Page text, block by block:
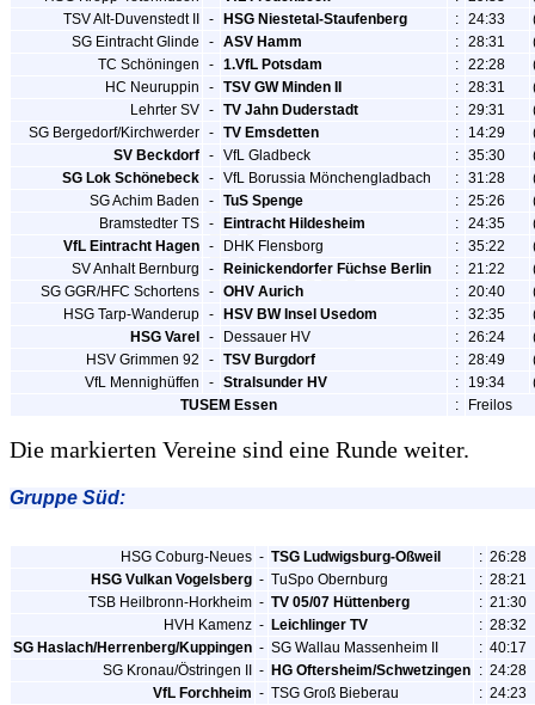
TSV Alt-Duvenstedt II
- HSG Niestetal-Staufenberg : 24:33
SG Eintracht Glinde
- ASV Hamm : 28:31
TC Schöningen
- 1.VfL Potsdam : 22:28
HC Neuruppin
- TSV GW Minden II : 28:31
Lehrter SV - TV Jahn Duderstadt : 29:31
SG Bergedorf/Kirchwerder - TV Emsdetten : 14:29
SV Beckdorf - VfL Gladbeck : 35:30
SG Lok Schönebeck - VfL Borussia Mönchengladbach : 31:28
SG Achim Baden
- TuS Spenge : 25:26
Bramstedter TS - Eintracht Hildesheim : 24:35
VfL Eintracht Hagen - DHK Flensborg : 35:22
SV Anhalt Bernburg
- Reinickendorfer Füchse Berlin : 21:22
SG GGR/HFC Schortens - OHV Aurich : 20:40
HSG Tarp-Wanderup - HSV BW Insel Usedom : 32:35
HSG Varel
- Dessauer HV : 26:24
HSV Grimmen 92
- TSV Burgdorf : 28:49
VfL Mennighüffen
- Stralsunder HV : 19:34
TUSEM Essen
: Freilos
Die markierten Vereine sind eine Runde weiter.
Gruppe Süd:
HSG Coburg-Neues - TSG Ludwigsburg-Oßweil : 26:28
HSG Vulkan Vogelsberg - TuSpo Obernburg : 28:21
TSB Heilbronn-Horkheim - TV 05/07 Hüttenberg : 21:30
HVH Kamenz - Leichlinger TV : 28:32
SG Haslach/Herrenberg/Kuppingen - SG Wallau Massenheim II : 40:17
SG Kronau/Östringen II - HG Oftersheim/Schwetzingen : 24:28
VfL Forchheim - TSG Groß Bieberau : 24:23